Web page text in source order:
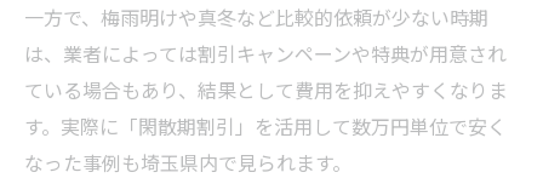
一方で、梅雨明けや真冬など比較的依頼が少ない時期
は、業者によっては割引キャンペーンや特典が用意され
ている場合もあり、結果として費用を抑えやすくなりま
す。実際に「閑散期割引」を活用して数万円単位で安く
なった事例も埼玉県内で見られます。